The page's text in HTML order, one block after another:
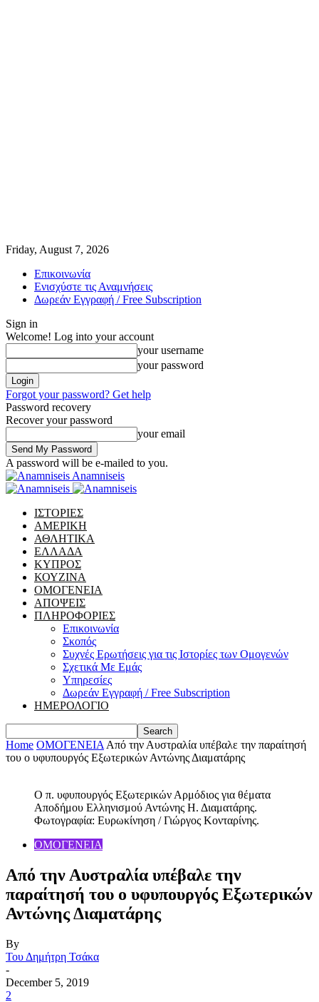
Friday, August 7, 2026
Επικοινωνία
Ενισχύστε τις Αναμνήσεις
Δωρεάν Εγγραφή / Free Subscription
Sign in
Welcome! Log into your account
your username
your password
Forgot your password? Get help
Password recovery
Recover your password
your email
A password will be e-mailed to you.
Anamniseis
ΙΣΤΟΡΙΕΣ
ΑΜΕΡΙΚΗ
ΑΘΛΗΤΙΚΑ
ΕΛΛΑΔΑ
ΚΥΠΡΟΣ
ΚΟΥΖΙΝΑ
ΟΜΟΓΕΝΕΙΑ
ΑΠΟΨΕΙΣ
ΠΛΗΡΟΦΟΡΙΕΣ
Επικοινωνία
Σκοπός
Συχνές Ερωτήσεις για τις Ιστορίες των Ομογενών
Σχετικά Με Εμάς
Υπηρεσίες
Δωρεάν Εγγραφή / Free Subscription
ΗΜΕΡΟΛΟΓΙΟ
Home ΟΜΟΓΕΝΕΙΑ Από την Αυστραλία υπέβαλε την παραίτησή
του ο υφυπουργός Εξωτερικών Αντώνης Διαματάρης
Ο π. υφυπουργός Εξωτερικών Αρμόδιος για θέματα
Αποδήμου Ελληνισμού Αντώνης Η. Διαματάρης.
Φωτογραφία: Ευρωκίνηση / Γιώργος Κονταρίνης.
ΟΜΟΓΕΝΕΙΑ
Από την Αυστραλία υπέβαλε την
παραίτησή του ο υφυπουργός Εξωτερικών
Αντώνης Διαματάρης
By
Του Δημήτρη Τσάκα
-
December 5, 2019
2